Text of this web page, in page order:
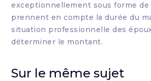
exceptionnellement sous forme de
prennent en compte la durée du
situation professionnelle des
déterminer le montant.
Sur le même sujet